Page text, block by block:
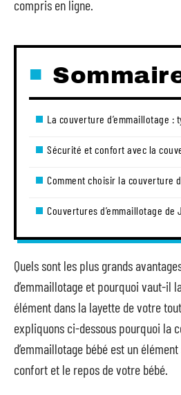
compris en ligne.
La couverture d’emmaillotage :
Sécurité et confort avec la
Comment choisir la couverture
Couvertures d’emmaillotage de
Quels sont les plus grands
d’emmaillotage et pourquoi vaut-il
élément dans la layette de votre
expliquons ci-dessous pourquoi la
d’emmaillotage bébé est un
confort et le repos de votre bébé.